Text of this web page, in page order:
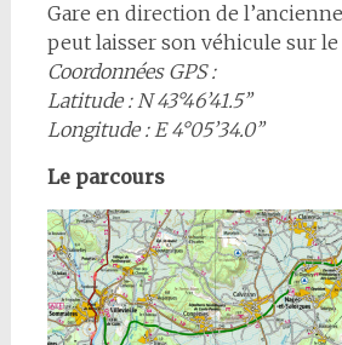
Gare en direction de
peut laisser son véhicule sur
Coordonnées GPS :
Latitude : N 43°46’41.5’’
Longitude : E 4°05’34.0’’
Le parcours